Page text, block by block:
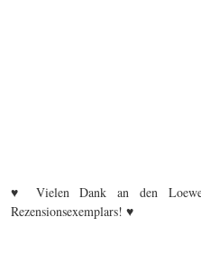
♥ Vielen Dank an den
Rezensionsexemplars! ♥